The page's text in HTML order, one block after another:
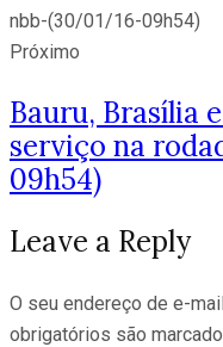
Próximo
Bauru, Brasília
serviço na
09h54)
Leave a Reply
O seu endereço de e-
obrigatórios são